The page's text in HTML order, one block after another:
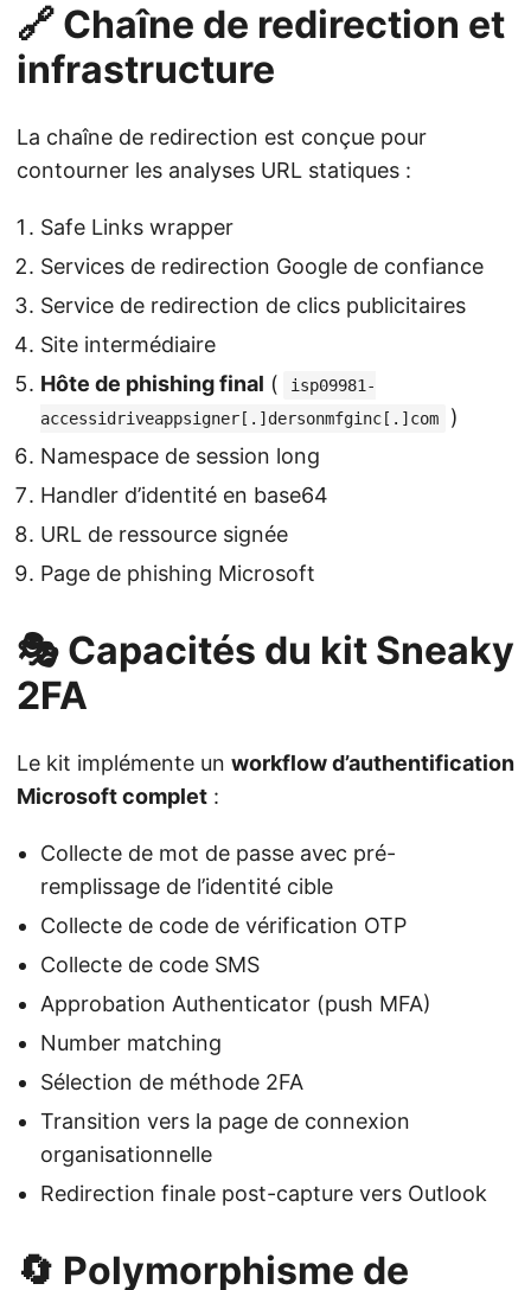
🔗 Chaîne de redirection et
infrastructure
La chaîne de redirection est conçue pour
contourner les analyses URL statiques :
Safe Links wrapper
Services de redirection Google de confiance
Service de redirection de clics publicitaires
Site intermédiaire
Hôte de phishing final (
isp09981-
accessidriveappsigner[.]dersonmfginc[.]com
)
Namespace de session long
Handler d’identité en base64
URL de ressource signée
Page de phishing Microsoft
🎭 Capacités du kit Sneaky
2FA
Le kit implémente un workflow d’authentification
Microsoft complet :
Collecte de mot de passe avec pré-
remplissage de l’identité cible
Collecte de code de vérification OTP
Collecte de code SMS
Approbation Authenticator (push MFA)
Number matching
Sélection de méthode 2FA
Transition vers la page de connexion
organisationnelle
Redirection finale post-capture vers Outlook
🔄 Polymorphisme de